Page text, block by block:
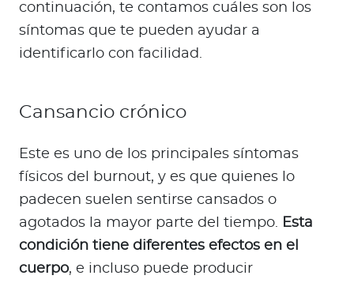
continuación, te contamos cuáles son los
síntomas que te pueden ayudar a
identificarlo con facilidad.
Cansancio crónico
Este es uno de los principales síntomas
físicos del burnout, y es que quienes lo
padecen suelen sentirse cansados o
agotados la mayor parte del tiempo. Esta
condición tiene diferentes efectos en el
cuerpo, e incluso puede producir